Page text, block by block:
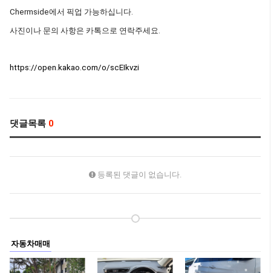
Chermside에서 픽업 가능하십니다.
사진이나 문의 사항은 카톡으로 연락주세요.
https://open.kakao.com/o/scEIkvzi
댓글목록 0
등록된 댓글이 없습니다.
자동차매매